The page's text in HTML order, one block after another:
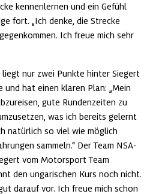
kennenlernen und ein Gefühl
fort. „Ich denke, die Strecke
Ich freue mich sehr
liegt nur zwei Punkte hinter Siegert
hat einen klaren Plan: „Mein
gute Rundenzeiten zu
was ich bereits gelernt
natürlich so viel wie möglich
sammeln.“ Der Team NSA-
vom Motorsport Team
den ungarischen Kurs noch nicht.
darauf vor. Ich freue mich schon